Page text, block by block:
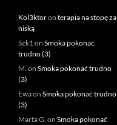
Kol3ktoron terapia na stopę za
niską
Szk1on Smoka pokonać
trudno (3)
M. on Smoka pokonać trudno
(3)
Ewaon Smoka pokonać trudno
(3)
Marta G. on Smoka pokonać